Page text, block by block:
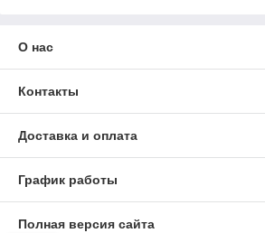
О нас
Контакты
Доставка и оплата
График работы
Полная версия сайта